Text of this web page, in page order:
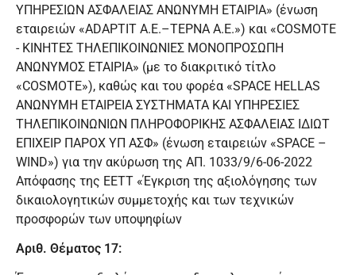
ΥΠΗΡΕΣΙΩΝ ΑΣΦΑΛΕΙΑΣ ΑΝΩΝΥΜΗ ΕΤΑΙΡΙΑ» (ένωση
εταιρειών «ADAPTIT Α.Ε.–ΤΕΡΝΑ Α.Ε.») και «COSMOTE
- ΚΙΝΗΤΕΣ ΤΗΛΕΠΙΚΟΙΝΩΝΙΕΣ ΜΟΝΟΠΡΟΣΩΠΗ
ΑΝΩΝΥΜΟΣ ΕΤΑΙΡΙΑ» (με το διακριτικό τίτλο
«COSMOTE»), καθώς και του φορέα «SPACE HELLAS
ΑΝΩΝΥΜΗ ΕΤΑΙΡΕΙΑ ΣΥΣΤΗΜΑΤΑ ΚΑΙ ΥΠΗΡΕΣΙΕΣ
ΤΗΛΕΠΙΚΟΙΝΩΝΙΩΝ ΠΛΗΡΟΦΟΡΙΚΗΣ ΑΣΦΑΛΕΙΑΣ ΙΔΙΩΤ
ΕΠΙΧΕΙΡ ΠΑΡΟΧ ΥΠ ΑΣΦ» (ένωση εταιρειών «SPACE –
WIND») για την ακύρωση της ΑΠ. 1033/9/6-06-2022
Απόφασης της ΕΕΤΤ «Έγκριση της αξιολόγησης των
δικαιολογητικών συμμετοχής και των τεχνικών
προσφορών των υποψηφίων
Αριθ. Θέματος 17: